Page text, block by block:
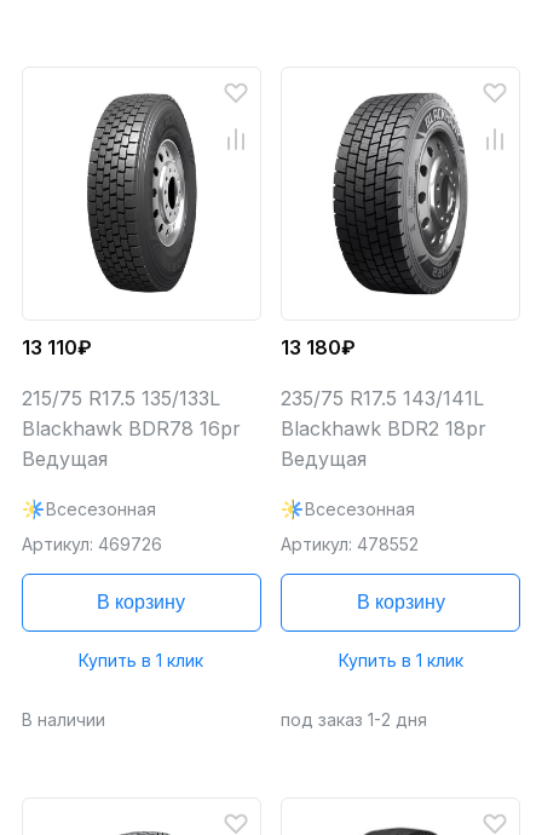
13 110₽
215/75 R17.5 135/133L
Blackhawk BDR78 16pr
Ведущая
Всесезонная
Артикул: 469726
В корзину
Купить в 1 клик
В наличии
13 180₽
235/75 R17.5 143/141L
Blackhawk BDR2 18pr
Ведущая
Всесезонная
Артикул: 478552
В корзину
Купить в 1 клик
под заказ 1-2 дня